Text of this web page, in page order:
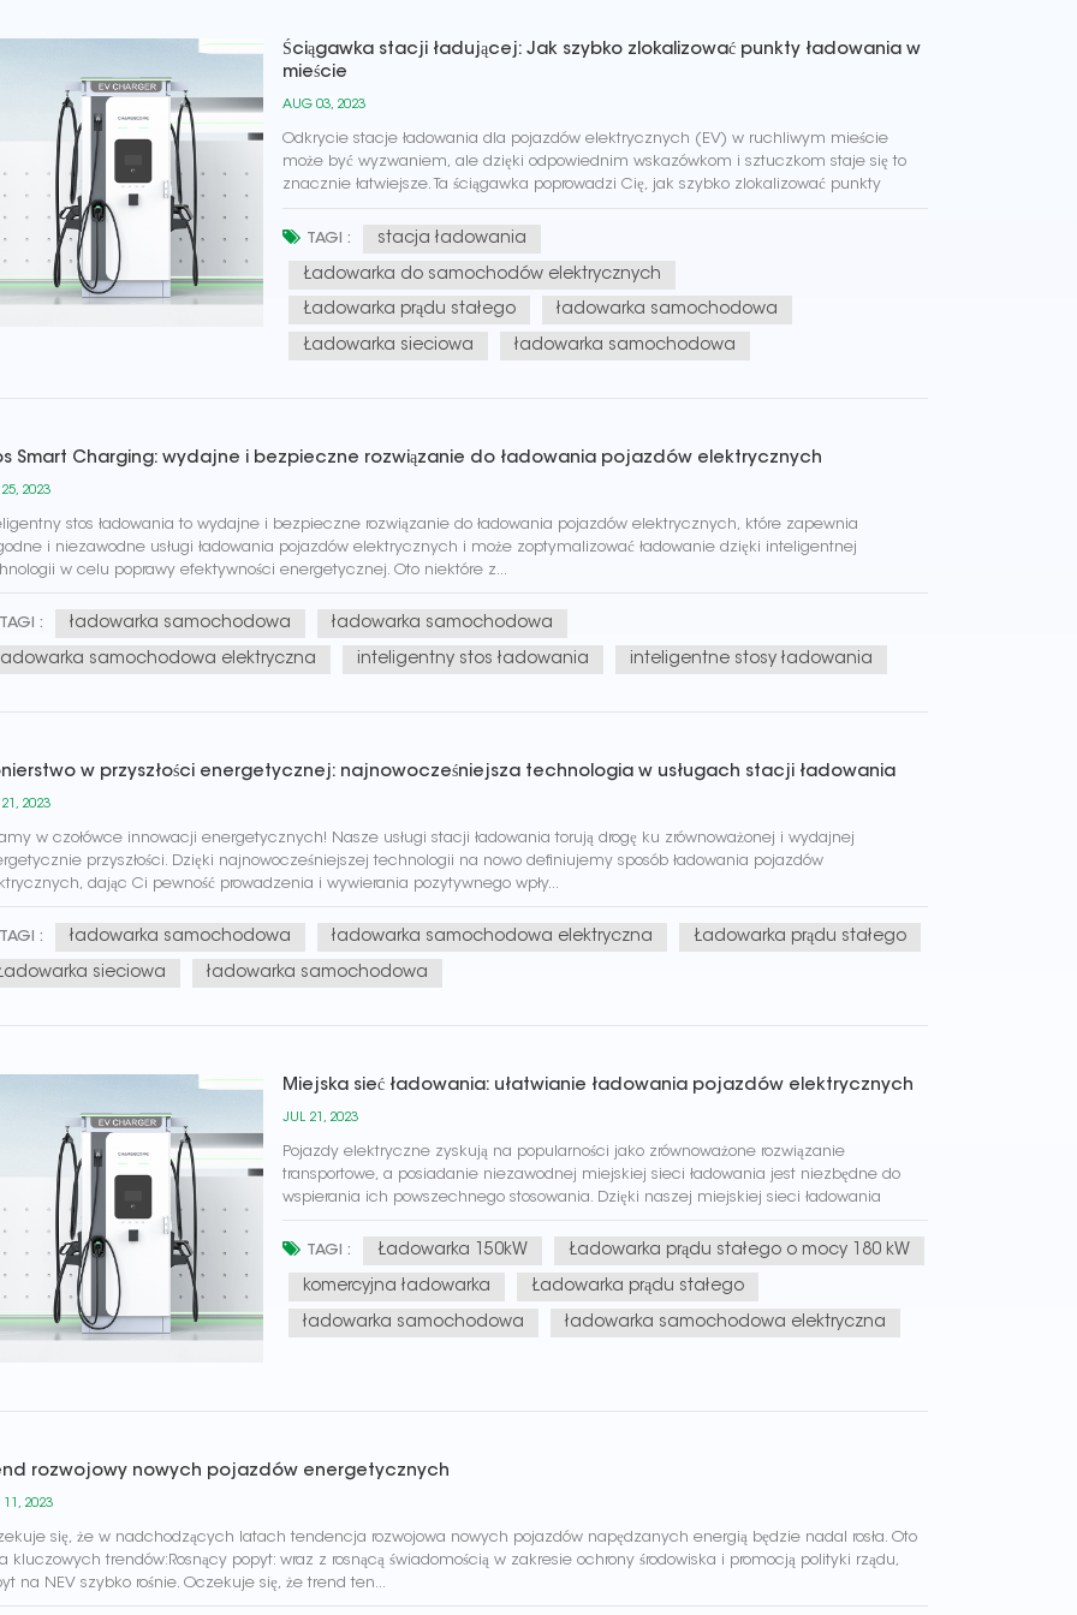
Ściągawka stacji ładującej: Jak szybko zlokalizować punkty ładowania w
mieście
AUG 03, 2023
Odkrycie stacje ładowania dla pojazdów elektrycznych (EV) w ruchliwym mieście
może być wyzwaniem, ale dzięki odpowiednim wskazówkom i sztuczkom staje się to
znacznie łatwiejsze. Ta ściągawka poprowadzi Cię, jak szybko zlokalizować punkty
ładowania, zapewniając płynne i bezproblemowe ładowanie pojaz...
TAGI : stacja ładowania
Ładowarka do samochodów elektrycznych
Ładowarka prądu stałego ładowarka samochodowa
Ładowarka sieciowa ładowarka samochodowa
Smart Charging: wydajne i bezpieczne rozwiązanie do ładowania pojazdów elektrycznych
2023
stos ładowania to wydajne i bezpieczne rozwiązanie do ładowania pojazdów elektrycznych, które zapewnia
i niezawodne usługi ładowania pojazdów elektrycznych i może zoptymalizować ładowanie dzięki inteligentnej
w celu poprawy efektywności energetycznej. Oto niektóre z...
TAGI : ładowarka samochodowa ładowarka samochodowa
samochodowa elektryczna inteligentny stos ładowania inteligentne stosy ładowania
w przyszłości energetycznej: najnowocześniejsza technologia w usługach stacji ładowania
2023
w czołówce innowacji energetycznych! Nasze usługi stacji ładowania torują drogę ku zrównoważonej i wydajnej
przyszłości. Dzięki najnowocześniejszej technologii na nowo definiujemy sposób ładowania pojazdów
dając Ci pewność prowadzenia i wywierania pozytywnego wpły...
TAGI : ładowarka samochodowa ładowarka samochodowa elektryczna Ładowarka prądu stałego
sieciowa ładowarka samochodowa
Miejska sieć ładowania: ułatwianie ładowania pojazdów elektrycznych
JUL 21, 2023
Pojazdy elektryczne zyskują na popularności jako zrównoważone rozwiązanie
transportowe, a posiadanie niezawodnej miejskiej sieci ładowania jest niezbędne do
wspierania ich powszechnego stosowania. Dzięki naszej miejskiej sieci ładowania
ładowanie pojazdu elektrycznego staje się łatwe i wygodne. Poże...
TAGI : Ładowarka 150kW Ładowarka prądu stałego o mocy 180 kW
komercyjna ładowarka Ładowarka prądu stałego
ładowarka samochodowa ładowarka samochodowa elektryczna
rozwojowy nowych pojazdów energetycznych
11, 2023
się, że w nadchodzących latach tendencja rozwojowa nowych pojazdów napędzanych energią będzie nadal rosła. Oto
kluczowych trendów:Rosnący popyt: wraz z rosnącą świadomością w zakresie ochrony środowiska i promocją polityki rządu,
na NEV szybko rośnie. Oczekuje się, że trend ten...